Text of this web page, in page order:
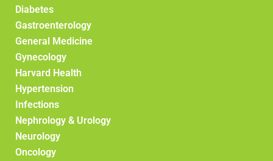
Diabetes
Gastroenterology
General Medicine
Gynecology
Harvard Health
Hypertension
Infections
Nephrology & Urology
Neurology
Oncology